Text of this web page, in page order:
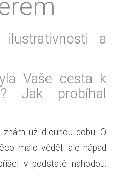
ilustrativnosti a
Vaše cesta k
Jak probíhal
už dlouhou dobu. O
málo věděl, ale nápad
v podstatě náhodou.